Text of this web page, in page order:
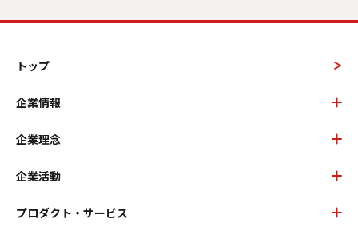
トップ
企業情報
企業理念
企業活動
プロダクト・サービス